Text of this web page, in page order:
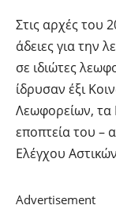
Στις αρχές του
άδειες για την
σε ιδιώτες
ίδρυσαν έξι
Λεωφορείων, τα
εποπτεία του –
Ελέγχου
Advertisement